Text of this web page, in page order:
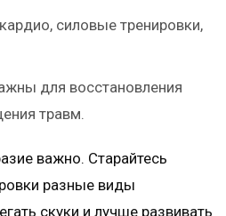
силовые тренировки,
для восстановления
травм.
важно. Старайтесь
разные виды
скуки и лучше развивать